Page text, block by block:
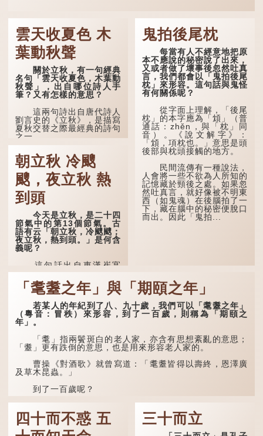
雲天收夏色 木
葉動秋聲
關於立秋，有一句經典
名句「雲天收夏色，木葉動
秋聲」，出自哪位詩人手
筆？又有怎樣的意思？
這兩句詩出自唐代詩人
劉言史的《立秋》，是描寫
夏秋交替之際最經典的詩句
之一。
《立秋》全詩如下：
茲晨戒流火，商飆早已
驚。 雲天收夏色，木
葉動秋聲。
詩的前兩句寫的是：這
一天早晨，天上的「流火」
（指大火星，象徵暑氣）開
始消退，涼爽的秋風（商
飆，即西風）已經悄然吹
起。後兩句，便是全詩的靈
魂...
朝立秋 冷颼
颼，夜立秋 熱
到頭
今天是立秋，是二十四
節氣中的第13個節氣。古
語有云「朝立秋，冷颼颼；
夜立秋，熱到頭。」是何含
義呢？
這句話出自東漢崔寔
《四民月令》：「朝立秋，
冷颼颼；夜立秋，熱到
頭」。到了清代，顧祿在
《清嘉錄》中記錄蘇州風俗
時，也引用了這句諺語。不
過當地百姓的口頭說法是
「朝立秋，渹颼颼；夜立
有不同，但意思完全一致。
準呢？它反映了古人的一種
樸素觀察：如果立秋的精
鬼拍後尾枕
每當有人不經意地把原
本不應說的秘密說了出來，
又或者做了壞事後忽然吐真
言，我們都會以「鬼拍後尾
枕」來形容。這句話與鬼怪
有何關係呢？
從字面上理解，「後尾
枕」的本字應為「䪴」（普
通話：zhěn，與「枕」同
音）。《說文解字》：
「䪴，項枕也。」意思是頭
後部與枕頭接觸的地方。
民間流傳有一種說法，
人會將一些不欲為人所知的
記憶藏於頸後之處。如果忽
然吐真言，就好像被不明東
西（如鬼魂）在後腦拍了一
下，藏在腦中的秘密便脫口
而出。因此「鬼拍...
「耄耋之年」與「期頤之年」
若某人的年紀到了八、九十歲，我們可以「耄耋之年」
（粵音：冒秩）來形容，到了一百歲，則稱為「期頤之
年」。
「耄」指兩鬢斑白的老人家，亦含有思想紊亂的意思；
「耋」更有跌倒的意思，也是用來形容老人家的。
曹操《對酒歌》就曾寫道：「耄耋皆得以壽終，恩澤廣
及草木昆蟲。」
到了一百歲呢？
那麼就可以稱為「期頤」。《禮記.曲禮上》：「百年曰
期頤。」鄭玄註：「期，猶要也；頤，養也。不知衣服食
味，孝子要盡養道...
四十而不惑 五
三十而立